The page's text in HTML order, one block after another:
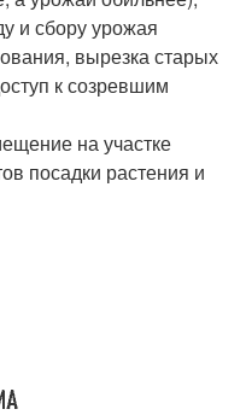
и сбору урожая
вырезка старых
к созревшим
на участке
посадки растения и